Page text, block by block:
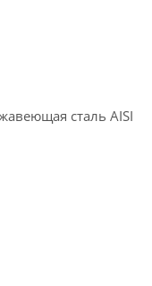
сталь AISI